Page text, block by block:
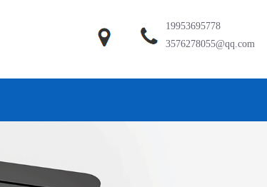
19953695778
3576278055@qq.com